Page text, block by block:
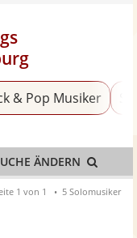
& Pop Musiker
ÄNDERN
1 von 1 5 Solomusiker